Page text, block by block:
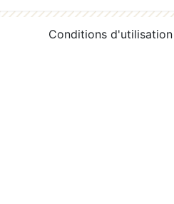
Conditions d'utilisation